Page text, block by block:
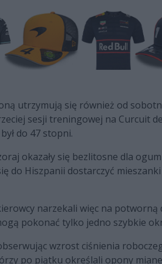
utrzymują się również od
sesji treningowej na Curcuit
do 47 stopni.
okazały się bezlitosne dla
do Hiszpanii dostarczyć
narzekali więc na potworną
pokonać tylko jedno szybkie
wzrost ciśnienia
po piątku określali opony